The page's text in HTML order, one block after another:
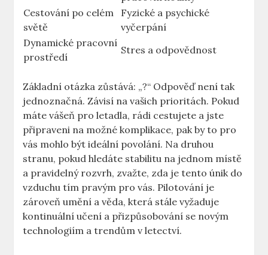
Cestování po celém⁤
světě
Fyzické a psychické⁤
vyčerpání
Dynamické pracovní
prostředí
Stres‍ a ⁤odpovědnost
Základní otázka zůstává: „?“ Odpověď není tak⁤
jednoznačná. Závisí⁢ na vašich prioritách. Pokud
máte⁢ vášeň pro letadla,‌ rádi cestujete⁢ a jste
připraveni na možné‍ komplikace, pak by to pro
vás mohlo být ideální povolání. Na​ druhou
stranu, pokud hledáte stabilitu na jednom místě
a pravidelný rozvrh, zvažte, zda je ⁢tento únik do
vzduchu tím pravým pro⁢ vás. Pilotování je
zároveň umění a věda, která⁣ stále vyžaduje
kontinuální učení a přizpůsobování se novým
technologiím‌ a trendům v letectví.